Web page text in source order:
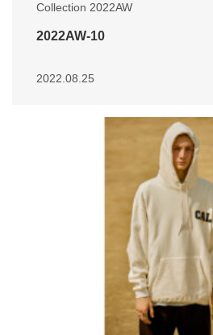
Collection 2022AW
2022AW-10
2022.08.25